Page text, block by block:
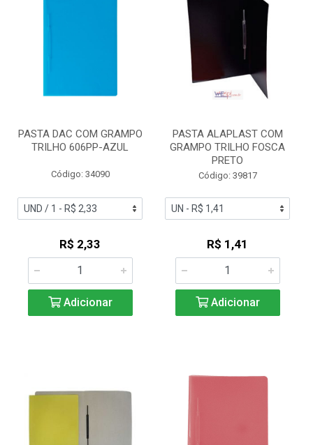
PASTA DAC COM GRAMPO
TRILHO 606PP-AZUL
Código: 34090
R$ 2,33
Adicionar
PASTA ALAPLAST COM
GRAMPO TRILHO FOSCA
PRETO
Código: 39817
R$ 1,41
Adicionar